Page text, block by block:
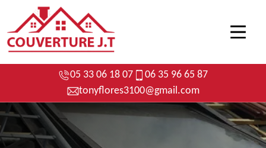
05 33 06 18 07
06 35 96 65 87
tonyflores3100@gmail.com